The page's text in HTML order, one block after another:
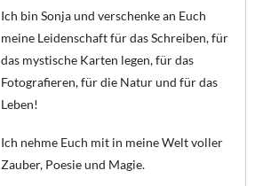
Ich bin Sonja und verschenke an Euch
meine Leidenschaft für das Schreiben, für
das mystische Karten legen, für das
Fotografieren, für die Natur und für das
Leben!
Ich nehme Euch mit in meine Welt voller
Zauber, Poesie und Magie.